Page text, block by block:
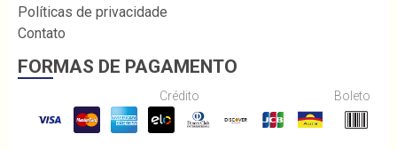
Políticas de privacidade
Contato
FORMAS DE PAGAMENTO
Crédito Boleto